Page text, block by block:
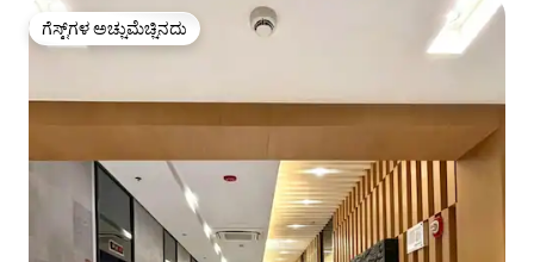
ಗೆಸ್ಟ್‌ಗಳ ಅಚ್ಚುಮೆಚ್ಚಿನದು
ಗೆಸ್ಟ್‌ಗಳ ಅಚ್ಚುಮೆಚ್ಚಿನದು